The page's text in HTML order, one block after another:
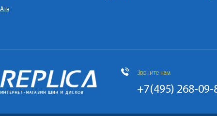
Атв
Звоните нам
+7(495) 268-09-